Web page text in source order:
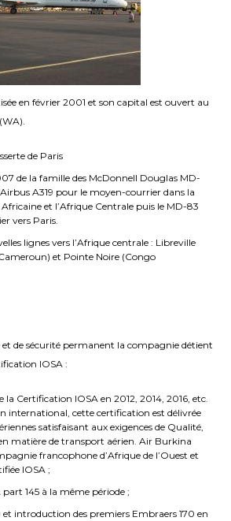
en février 2001 et son capital est ouvert au
de Paris
de la famille des McDonnell Douglas MD-
A319 pour le moyen-courrier dans la
et l’Afrique Centrale puis le MD-83
vers Paris.
lignes vers l’Afrique centrale : Libreville
et Pointe Noire (Congo
et de sécurité permanent la compagnie détient
IOSA :
la Certification IOSA en 2012, 2014, 2016, etc.
international, cette certification est délivrée
satisfaisant aux exigences de Qualité,
matière de transport aérien. Air Burkina
francophone d’Afrique de l’Ouest et
IOSA ;
145 à la même période ;
introduction des premiers Embraers 170 en